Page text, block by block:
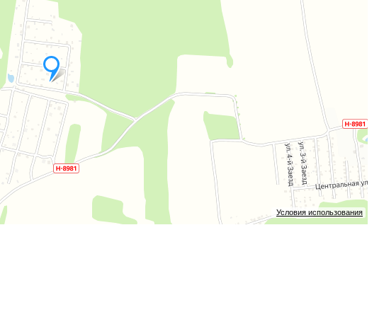
вводы в дома — тогда станет возможен льготный тариф на
и на автобус — несколько раз в день. Рядом, в 2 км, 2-я
просмотр.
Условия использования